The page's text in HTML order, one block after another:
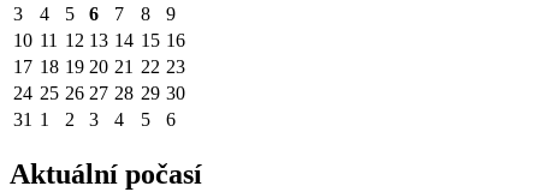
3
4 5 6 7 8
9
10 11 12 13 14 15 16
17 18 19 20 21 22 23
24 25 26 27 28 29 30
31 1 2 3 4 5 6
Aktuální počasí